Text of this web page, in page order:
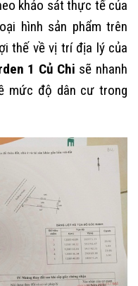
khảo sát thực tế của
hình sản phẩm trên
thế về vị trí địa lý của
1 Củ Chi sẽ nhanh
mức độ dân cư trong